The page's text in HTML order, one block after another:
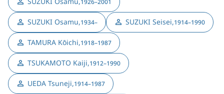
SUZUKI Osamu,1934– SUZUKI Seisei,1914–1990
TAMURA Kōichi,1918–1987
TSUKAMOTO Kaiji,1912–1990
UEDA Tsuneji,1914–1987